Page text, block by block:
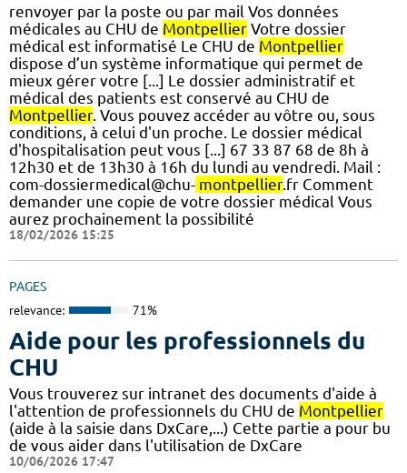
renvoyer par la poste ou par mail Vos données
médicales au CHU de Montpellier Votre dossier
médical est informatisé Le CHU de Montpellier
dispose d’un système informatique qui permet de
mieux gérer votre [...] Le dossier administratif et
médical des patients est conservé au CHU de
Montpellier. Vous pouvez accéder au vôtre ou, sous
conditions, à celui d'un proche. Le dossier médical
d'hospitalisation peut vous [...] 67 33 87 68 de 8h à
12h30 et de 13h30 à 16h du lundi au vendredi. Mail :
com-dossiermedical@chu- montpellier.fr Comment
demander une copie de votre dossier médical Vous
aurez prochainement la possibilité
18/02/2026 15:25
PAGES
relevance: 71%
Aide pour les professionnels du
CHU
Vous trouverez sur intranet des documents d'aide à
l'attention de professionnels du CHU de Montpellier
(aide à la saisie dans DxCare,...) Cette partie a pour bu
de vous aider dans l'utilisation de DxCare
10/06/2026 17:47